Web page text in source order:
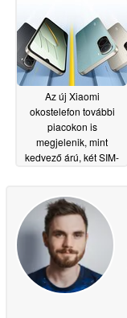
Az új Xiaomi
okostelefon további
piacokon is
megjelenik, mint
kedvező árú, két SIM-